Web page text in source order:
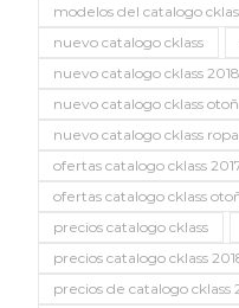
modelos del catalogo
nuevo catalogo cklass
nuevo catalogo cklass 2018
nuevo catalogo cklass
nuevo catalogo cklass
ofertas catalogo cklass
ofertas catalogo cklass
precios catalogo cklass
precios catalogo cklass
precios de catalogo cklass